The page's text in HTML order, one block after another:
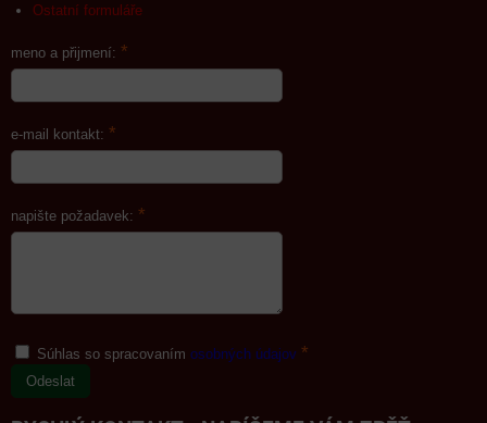
Ostatní formuláře
meno a přijmení: *
e-mail kontakt: *
napište požadavek: *
Súhlas so spracovaním osobných údajov *
Odeslat